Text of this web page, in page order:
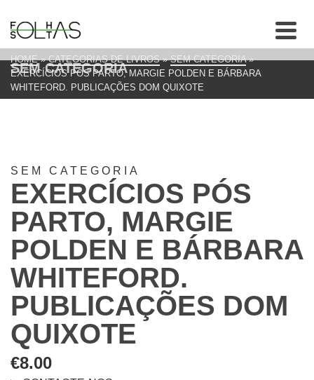
SEM CATEGORIA
HOME » CATEGORIAS DE LIVROS » SEM CATEGORIA »
EXERCÍCIOS PÓS PARTO, MARGIE POLDEN E BÁRBARA
WHITEFORD. PUBLICAÇÕES DOM QUIXOTE
SEM CATEGORIA
EXERCÍCIOS PÓS
PARTO, MARGIE
POLDEN E BÁRBARA
WHITEFORD.
PUBLICAÇÕES DOM
QUIXOTE
€8.00